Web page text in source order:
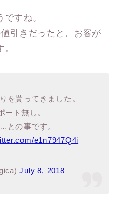
すね。
引きだったと、お客が
を貰ってきました。
ート無し。
との事です。
e1n7947Q4i
July 8, 2018